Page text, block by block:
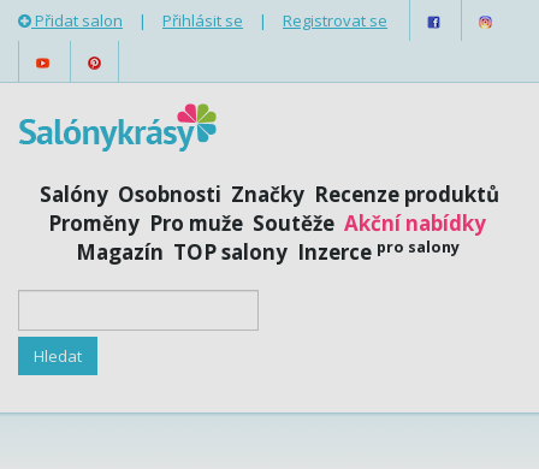
Přidat salon | Přihlásit se | Registrovat se
Salóny Osobnosti Značky Recenze produktů
Proměny Pro muže Soutěže Akční nabídky
Magazín TOP salony Inzerce pro salony